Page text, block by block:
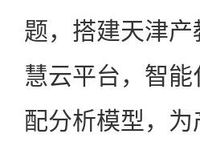
题，搭建天津
慧云平台，智
配分析模型，